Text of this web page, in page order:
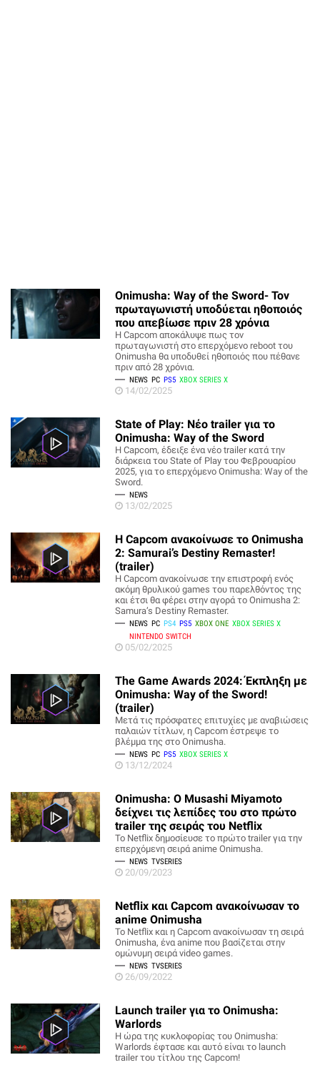
Onimusha: Way of the Sword- Τον
πρωταγωνιστή υποδύεται ηθοποιός
που απεβίωσε πριν 28 χρόνια
H Capcom αποκάλυψε πως τον
πρωταγωνιστή στο επερχόμενο reboot του
Onimusha θα υποδυθεί ηθοποιός που πέθανε
πριν από 28 χρόνια.
NEWS PC PS5 XBOX SERIES X
14/02/2025
State of Play: Νέο trailer για το
Onimusha: Way of the Sword
H Capcom, έδειξε ένα νέο trailer κατά την
διάρκεια του State of Play του Φεβρουαρίου
2025, για το επερχόμενο Onimusha: Way of the
Sword.
NEWS
13/02/2025
Η Capcom ανακοίνωσε το Onimusha
2: Samurai’s Destiny Remaster!
(trailer)
Η Capcom ανακοίνωσε την επιστροφή ενός
ακόμη θρυλικού games του παρελθόντος της
και έτσι θα φέρει στην αγορά το Onimusha 2:
Samura’s Destiny Remaster.
NEWS PC PS4 PS5 XBOX ONE XBOX SERIES X
NINTENDO SWITCH
05/02/2025
The Game Awards 2024: Έκπληξη με
Onimusha: Way of the Sword!
(trailer)
Μετά τις πρόσφατες επιτυχίες με αναβιώσεις
παλαιών τίτλων, η Capcom έστρεψε το
βλέμμα της στο Onimusha.
NEWS PC PS5 XBOX SERIES X
13/12/2024
Onimusha: Ο Musashi Miyamoto
δείχνει τις λεπίδες του στο πρώτο
trailer της σειράς του Netflix
To Netflix δημοσίευσε το πρώτο trailer για την
επερχόμενη σειρά anime Onimusha.
NEWS TVSERIES
20/09/2023
Netflix και Capcom ανακοίνωσαν το
anime Onimusha
Το Netflix και η Capcom ανακοίνωσαν τη σειρά
Onimusha, ένα anime που βασίζεται στην
ομώνυμη σειρά video games.
NEWS TVSERIES
26/09/2022
Launch trailer για το Onimusha:
Warlords
Η ώρα της κυκλοφορίας του Onimusha:
Warlords έφτασε και αυτό είναι το launch
trailer του τίτλου της Capcom!